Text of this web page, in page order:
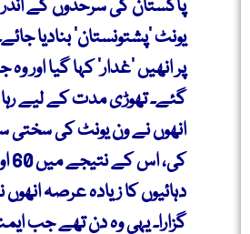
پاکستان کی سرحدوں کے
یونٹ ’پشتونستان‘ بنادیا
پر انھیں ’غدار‘ کہا گیا اور
گئے۔ تھوڑی مدت کے لیے
انھوں نے ون یونٹ کی
دہائیوں کا زیادہ عرصہ
گزارا۔ یہی وہ دن تھے جب